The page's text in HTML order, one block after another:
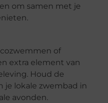
om samen met je
of
extra element van
Houd de
je lokale zwembad in
avonden.